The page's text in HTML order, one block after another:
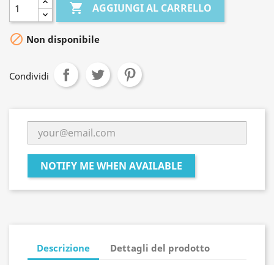
 AGGIUNGI AL CARRELLO
 Non disponibile
Condividi
NOTIFY ME WHEN AVAILABLE
Descrizione Dettagli del prodotto